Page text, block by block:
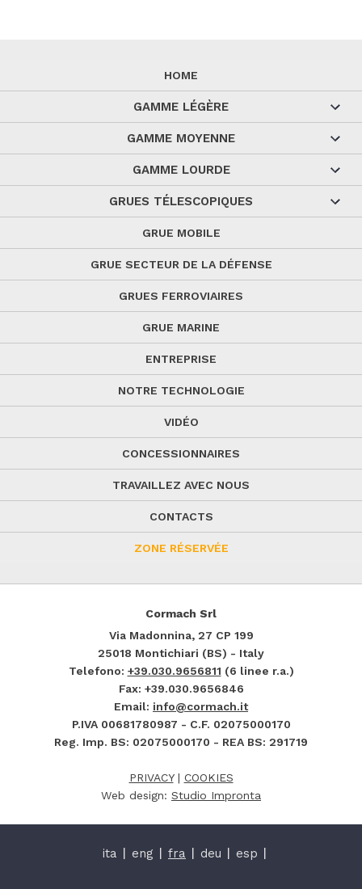
HOME
GAMME LÉGÈRE
GAMME MOYENNE
GAMME LOURDE
GRUES TÉLESCOPIQUES
GRUE MOBILE
GRUE SECTEUR DE LA DÉFENSE
GRUES FERROVIAIRES
GRUE MARINE
ENTREPRISE
NOTRE TECHNOLOGIE
VIDÉO
CONCESSIONNAIRES
TRAVAILLEZ AVEC NOUS
CONTACTS
ZONE RÉSERVÉE
Cormach Srl
Via Madonnina, 27 CP 199
25018 Montichiari (BS) - Italy
Telefono: +39.030.9656811 (6 linee r.a.)
Fax: +39.030.9656846
Email: info@cormach.it
P.IVA 00681780987 - C.F. 02075000170
Reg. Imp. BS: 02075000170 - REA BS: 291719
PRIVACY| COOKIES
Web design: Studio Impronta
ita eng fra deu esp